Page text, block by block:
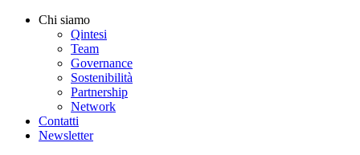
Chi siamo
Qintesi
Team
Governance
Sostenibilità
Partnership
Network
Contatti
Newsletter